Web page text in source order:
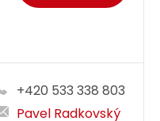
+420 533 338 803
Pavel Radkovský